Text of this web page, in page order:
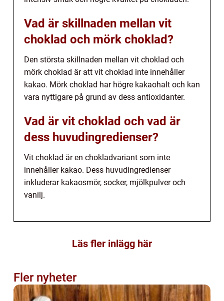
Vad är skillnaden mellan vit
choklad och mörk choklad?
Den största skillnaden mellan vit choklad och
mörk choklad är att vit choklad inte innehåller
kakao. Mörk choklad har högre kakaohalt och kan
vara nyttigare på grund av dess antioxidanter.
Vad är vit choklad och vad är
dess huvudingredienser?
Vit choklad är en chokladvariant som inte
innehåller kakao. Dess huvudingredienser
inkluderar kakaosmör, socker, mjölkpulver och
vanilj.
Läs fler inlägg här
Fler nyheter